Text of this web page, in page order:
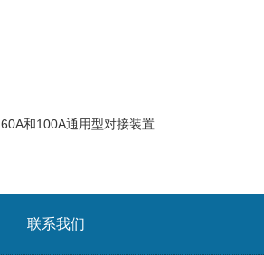
60A和100A通用型对接装置
联系我们